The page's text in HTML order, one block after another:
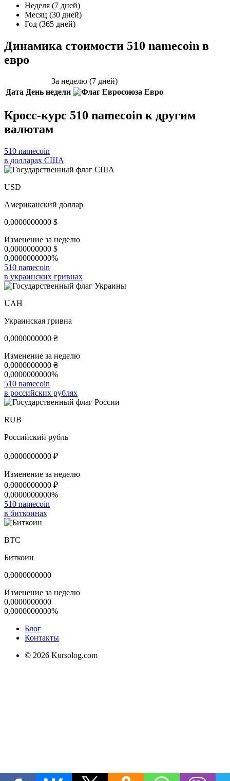
Неделя (7 дней)
Месяц (30 дней)
Год (365 дней)
Динамика стоимости 510 namecoin в
евро
За неделю (7 дней)
Дата День недели Евро
Кросс-курс 510 namecoin к другим
валютам
510 namecoin
в долларах США
USD
Американский доллар
0,0000000000 $
Изменение за неделю
0,0000000000 $
0,0000000000%
510 namecoin
в украинских гривнах
UAH
Украинская гривна
0,0000000000 ₴
Изменение за неделю
0,0000000000 ₴
0,0000000000%
510 namecoin
в российских рублях
RUB
Российский рубль
0,0000000000 ₽
Изменение за неделю
0,0000000000 ₽
0,0000000000%
510 namecoin
в биткоинах
BTC
Биткоин
0,0000000000
Изменение за неделю
0,0000000000
0,0000000000%
Блог
Контакты
© 2026 Kursolog.com